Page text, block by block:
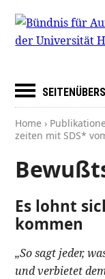
Home ›
zeiten mit SDS*
Es lohnt
kommen
„So sagt jeder,
und verbietet